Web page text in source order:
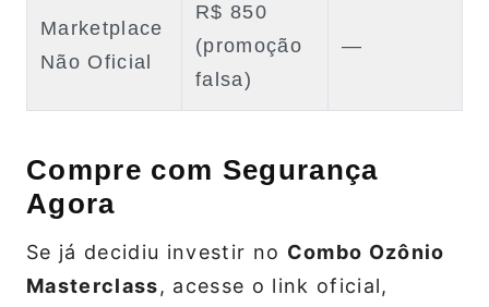
Marketplace
Não Oficial
R$ 850
(promoção
falsa)
—
Compre com Segurança
Agora
Se já decidiu investir no Combo Ozônio
Masterclass, acesse o link oficial,